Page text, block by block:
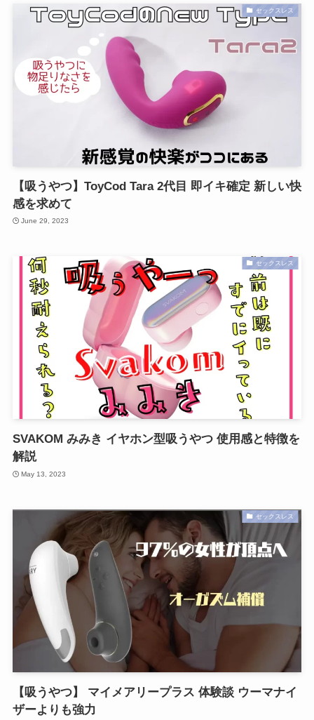
セックスレス
【吸うやつ】ToyCod Tara 2代目 即イキ確定 新しい快
感を求めて
June 29, 2023
セックスレス
SVAKOM みみき イヤホン型吸うやつ 使用感と特徴を
解説
May 13, 2023
セックスレス
【吸うやつ】 マイメアリープラス 体験談 ウーマナイ
ザーよりも強力